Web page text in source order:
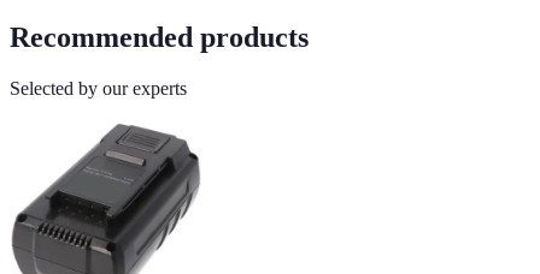
Recommended products
Selected by our experts